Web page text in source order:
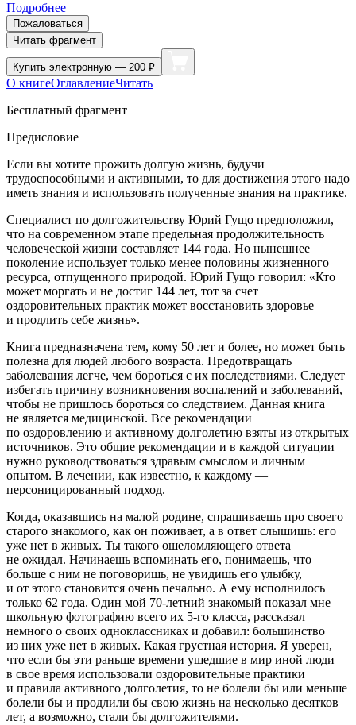
Подробнее
Пожаловаться
Читать фрагмент
Купить электронную — 200 ₽
О книгеОглавлениеЧитать
Бесплатный фрагмент
Предисловие
Если вы хотите прожить долгую жизнь, будучи
трудоспособными и активными, то для достижения этого надо
иметь знания и использовать полученные знания на практике.
Специалист по долгожительству Юрий Гущо предположил,
что на современном этапе предельная продолжительность
человеческой жизни составляет 144 года. Но нынешнее
поколение использует только менее половины жизненного
ресурса, отпущенного природой. Юрий Гущо говорил: «Кто
может моргать и не достиг 144 лет, тот за счет
оздоровительных практик может восстановить здоровье
и продлить себе жизнь».
Книга предназначена тем, кому 50 лет и более, но может быть
полезна для людей любого возраста. Предотвращать
заболевания легче, чем бороться с их последствиями. Следует
избегать причину возникновения воспалений и заболеваний,
чтобы не пришлось бороться со следствием. Данная книга
не является медицинской. Все рекомендации
по оздоровлению и активному долголетию взяты из открытых
источников. Это общие рекомендации и в каждой ситуации
нужно руководствоваться здравым смыслом и личным
опытом. В лечении, как известно, к каждому —
персоницированный подход.
Когда, оказавшись на малой родине, спрашиваешь про своего
старого знакомого, как он поживает, а в ответ слышишь: его
уже нет в живых. Ты такого ошеломляющего ответа
не ожидал. Начинаешь вспоминать его, понимаешь, что
больше с ним не поговоришь, не увидишь его улыбку,
и от этого становится очень печально. А ему исполнилось
только 62 года. Один мой 70-летний знакомый показал мне
школьную фотографию всего их 5-го класса, рассказал
немного о своих одноклассниках и добавил: большинство
из них уже нет в живых. Какая грустная история. Я уверен,
что если бы эти раньше времени ушедшие в мир иной люди
в свое время использовали оздоровительные практики
и правила активного долголетия, то не болели бы или меньше
болели бы и продлили бы свою жизнь на несколько десятков
лет, а возможно, стали бы долгожителями.